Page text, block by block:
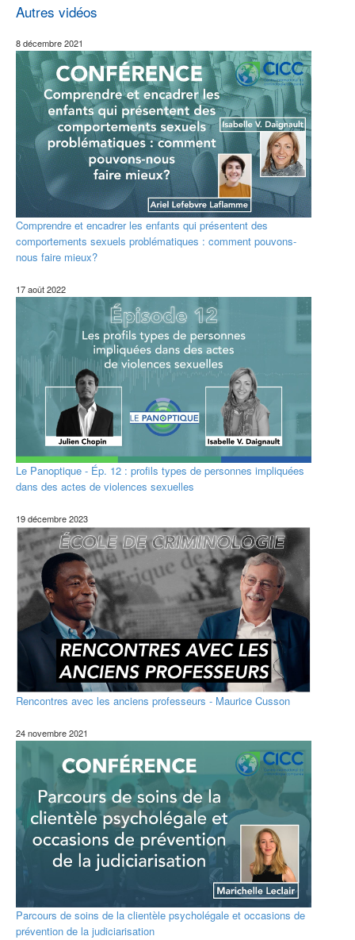
Autres vidéos
8 décembre 2021
Comprendre et encadrer les enfants qui présentent des
comportements sexuels problématiques : comment pouvons-
nous faire mieux?
17 août 2022
Le Panoptique - Ép. 12 : profils types de personnes impliquées
dans des actes de violences sexuelles
19 décembre 2023
Rencontres avec les anciens professeurs - Maurice Cusson
24 novembre 2021
Parcours de soins de la clientèle psycholégale et occasions de
prévention de la judiciarisation